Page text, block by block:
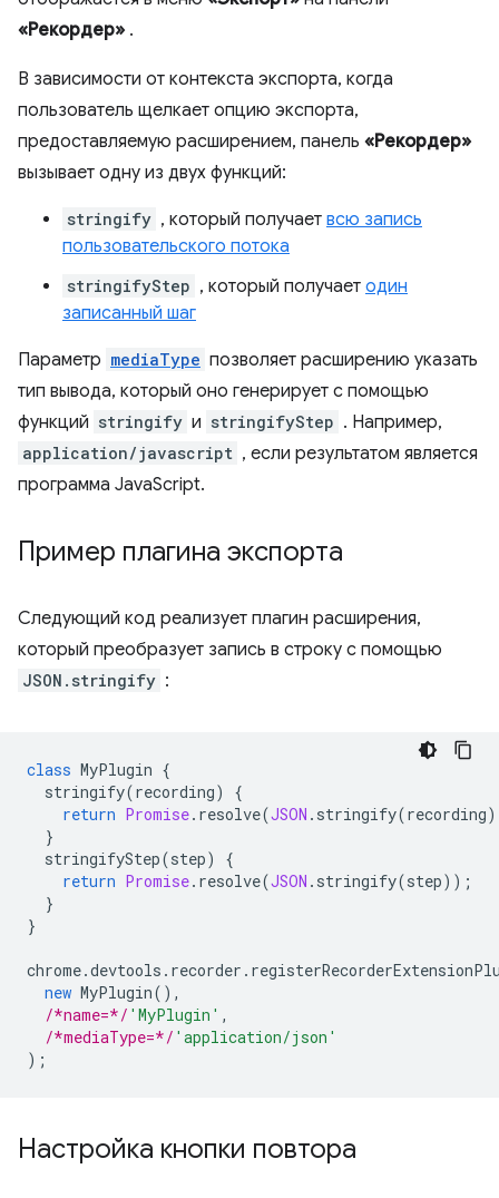
«Рекордер» .
В зависимости от контекста экспорта, когда
пользователь щелкает опцию экспорта,
предоставляемую расширением, панель «Рекордер»
вызывает одну из двух функций:
stringify , который получает всю запись
пользовательского потока
stringifyStep , который получает один
записанный шаг
Параметр mediaType позволяет расширению указать
тип вывода, который оно генерирует с помощью
функций stringify и stringifyStep . Например,
application/javascript , если результатом является
программа JavaScript.
Пример плагина экспорта
Следующий код реализует плагин расширения,
который преобразует запись в строку с помощью
JSON.stringify :
class MyPlugin {
stringify(recording)
{
return Promise. resolve(JSON . stringify(recording
}
stringifyStep(step)
{
return Promise. resolve(JSON . stringify(step));
}
}
chrome.devtools . recorder .
new MyPlugin(),
/*name=*/ 'MyPlugin' ,
/*mediaType=*/ 'application/json'
);
Настройка кнопки повтора